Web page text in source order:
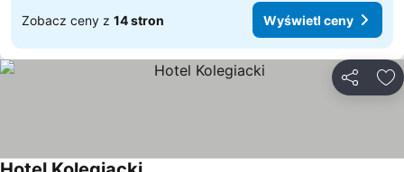
Zobacz ceny z 14 stron Wyświetl ceny